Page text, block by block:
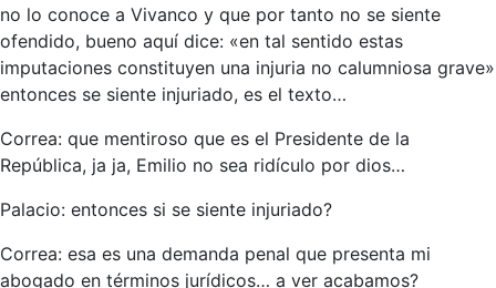
no lo conoce a Vivanco y que por tanto no se siente
ofendido, bueno aquí dice: «en tal sentido estas
imputaciones constituyen una injuria no calumniosa grave»
entonces se siente injuriado, es el texto…
Correa: que mentiroso que es el Presidente de la
República, ja ja, Emilio no sea ridículo por dios…
Palacio: entonces si se siente injuriado?
Correa: esa es una demanda penal que presenta mi
abogado en términos jurídicos… a ver acabamos?